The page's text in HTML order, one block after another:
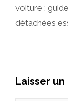
voiture :
détachées
Laisser